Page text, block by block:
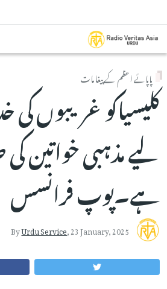
پاپائے اعظم کے پیغامات
کلیسیاکو غریبوں
لیے مذہبی خواتین
ہے۔پوپ فرانسس
ByUrdu Service,23 January, 2025